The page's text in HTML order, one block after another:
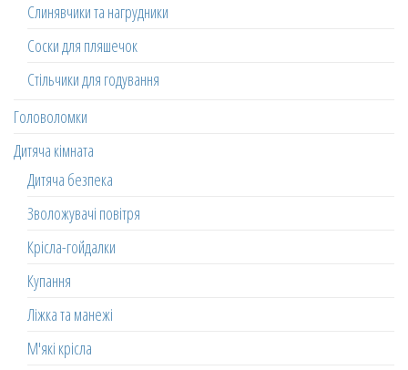
Слинявчики та нагрудники
Соски для пляшечок
Стільчики для годування
Головоломки
Дитяча кімната
Дитяча безпека
Зволожувачі повітря
Крісла-гойдалки
Купання
Ліжка та манежі
М'які крісла